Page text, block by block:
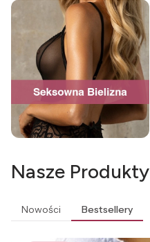
Nasze Produkty
Nowości Bestsellery